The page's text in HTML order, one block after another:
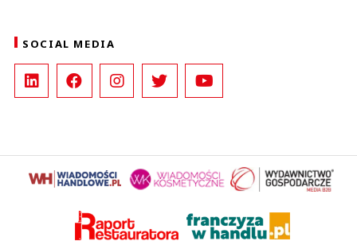
SOCIAL MEDIA